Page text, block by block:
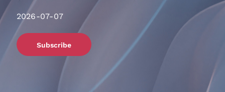
2026-07-07
Subscribe